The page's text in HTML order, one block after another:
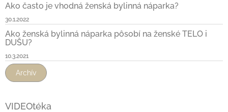
Ako často je vhodná ženská bylinná náparka?
30.1.2022
Ako ženská bylinná náparka pôsobí na ženské TELO i
DUŠU?
10.3.2021
Archív
VIDEOtéka